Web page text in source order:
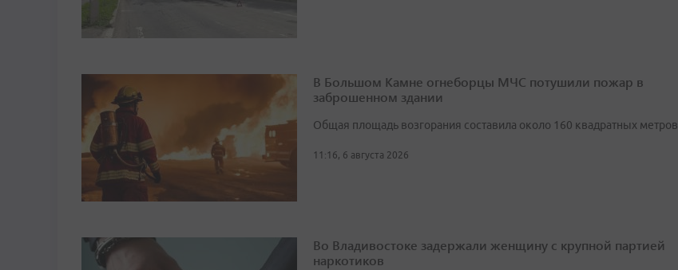
В Большом Камне огнеборцы МЧС потушили пожар в
заброшенном здании
Общая площадь возгорания составила около 160 квадратных метров
11:16, 6 августа 2026
Во Владивостоке задержали женщину с крупной партией
наркотиков